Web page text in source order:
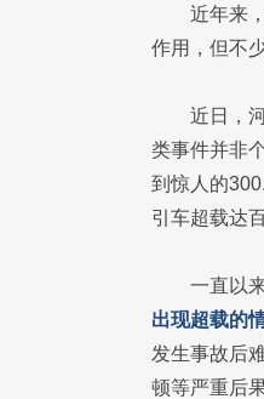
近年来
作用，但不
近日，
类事件并非
到惊人的
引车超载达
一直以
出现超载的
发生事故后
顿等严重后果